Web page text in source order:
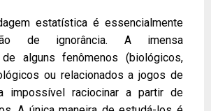
estatística é essencialmente
de ignorância. A imensa
alguns fenômenos (biológicos,
ou relacionados a jogos de
impossível raciocinar a partir de